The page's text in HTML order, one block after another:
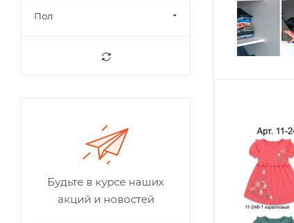
Пол
Будьте в курсе наших
акций и новостей